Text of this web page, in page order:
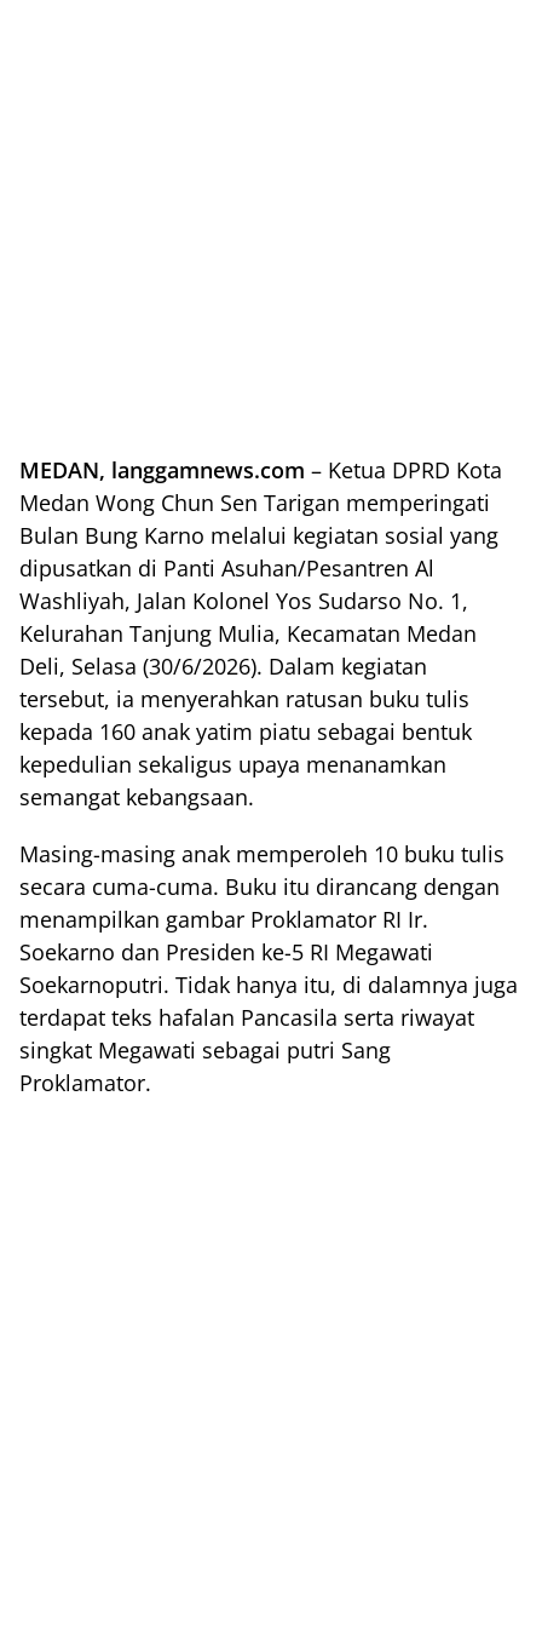
MEDAN, langgamnews.com – Ketua DPRD Kota
Medan Wong Chun Sen Tarigan memperingati
Bulan Bung Karno melalui kegiatan sosial yang
dipusatkan di Panti Asuhan/Pesantren Al
Washliyah, Jalan Kolonel Yos Sudarso No. 1,
Kelurahan Tanjung Mulia, Kecamatan Medan
Deli, Selasa (30/6/2026). Dalam kegiatan
tersebut, ia menyerahkan ratusan buku tulis
kepada 160 anak yatim piatu sebagai bentuk
kepedulian sekaligus upaya menanamkan
semangat kebangsaan.
Masing-masing anak memperoleh 10 buku tulis
secara cuma-cuma. Buku itu dirancang dengan
menampilkan gambar Proklamator RI Ir.
Soekarno dan Presiden ke-5 RI Megawati
Soekarnoputri. Tidak hanya itu, di dalamnya juga
terdapat teks hafalan Pancasila serta riwayat
singkat Megawati sebagai putri Sang
Proklamator.